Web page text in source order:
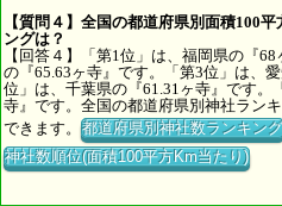
【質問４】全国の都道府県別面積100
ングは？
【回答４】「第1位」は、福岡県の『
の『65.63ヶ寺』です。「第3位」は、
位」は、千葉県の『61.31ヶ寺』です。
寺』です。全国の都道府県別神社ラン
できます。都道府県別神社数ランキング
神社数順位(面積100平方Km当たり)